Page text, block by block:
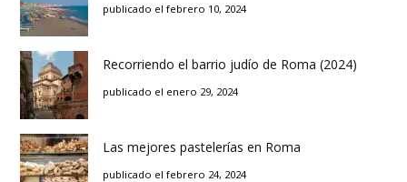
publicado el febrero 10, 2024
Recorriendo el barrio judío de Roma (2024)
publicado el enero 29, 2024
Las mejores pastelerías en Roma
publicado el febrero 24, 2024